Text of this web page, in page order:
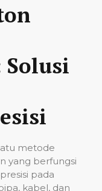
Solusi
metode
yang berfungsi
pada
kabel, dan